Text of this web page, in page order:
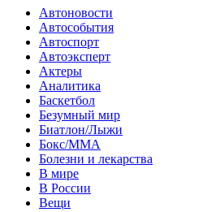
Автоновости
Автособытия
Автоспорт
Автоэксперт
Актеры
Аналитика
Баскетбол
Безумный мир
Биатлон/Лыжи
Бокс/MMA
Болезни и лекарства
В мире
В России
Вещи